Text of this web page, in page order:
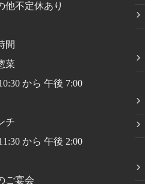
不定休あり
間
菜
から 午後 7:00
チ
から 午後 2:00
ご宴会